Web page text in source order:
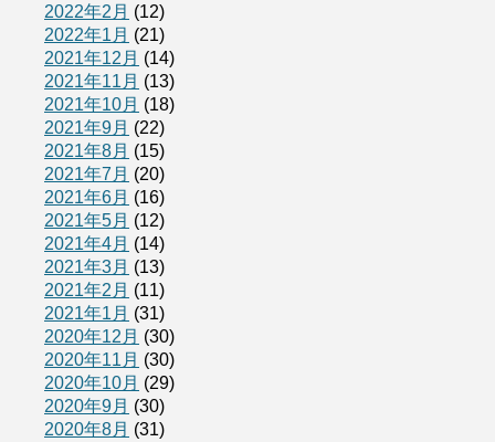
2022年2月 (12)
2022年1月 (21)
2021年12月 (14)
2021年11月 (13)
2021年10月 (18)
2021年9月 (22)
2021年8月 (15)
2021年7月 (20)
2021年6月 (16)
2021年5月 (12)
2021年4月 (14)
2021年3月 (13)
2021年2月 (11)
2021年1月 (31)
2020年12月 (30)
2020年11月 (30)
2020年10月 (29)
2020年9月 (30)
2020年8月 (31)